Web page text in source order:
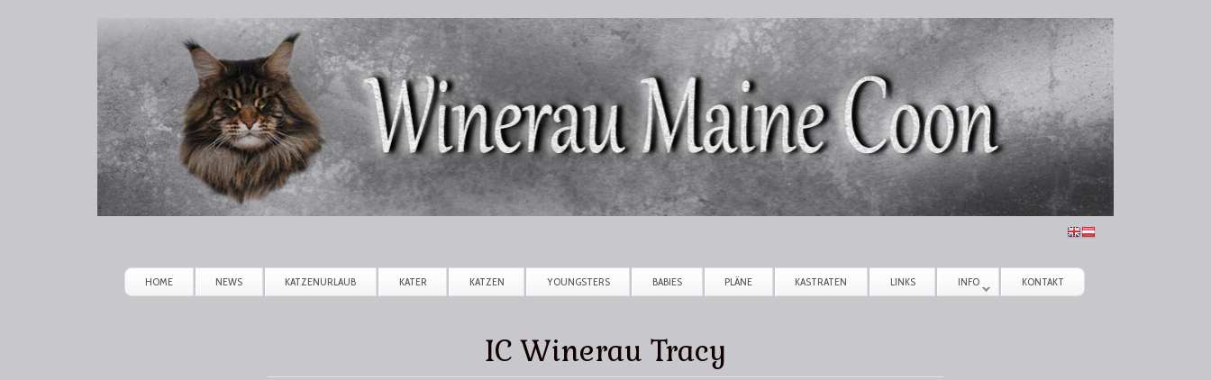
Direkt zum Inhalt
Winerau
Maine
Coon
HOME NEWS KATZENURLAUB KATER KATZEN YOUNGSTERS BABIES PLÄNE KASTRATEN LINKS INFO KONTAKT
IC Winerau Tracy